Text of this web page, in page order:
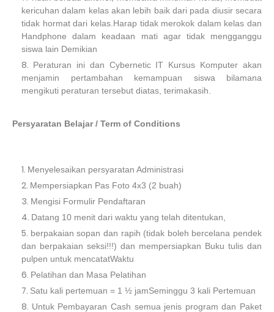
kericuhan dalam kelas akan lebih baik dari pada diusir secara
tidak hormat dari kelas.Harap tidak merokok dalam kelas dan
Handphone dalam keadaan mati agar tidak mengganggu
siswa lain Demikian
Peraturan ini dan Cybernetic IT Kursus Komputer akan
menjamin pertambahan kemampuan siswa bilamana
mengikuti peraturan tersebut diatas, terimakasih.
Persyaratan Belajar / Term of Conditions
Menyelesaikan persyaratan Administrasi
Mempersiapkan Pas Foto 4x3 (2 buah)
Mengisi Formulir Pendaftaran
Datang 10 menit dari waktu yang telah ditentukan,
berpakaian sopan dan rapih (tidak boleh bercelana pendek
dan berpakaian seksi!!!) dan mempersiapkan Buku tulis dan
pulpen untuk mencatatWaktu
Pelatihan dan Masa Pelatihan
Satu kali pertemuan = 1 ½ jamSeminggu 3 kali Pertemuan
Untuk Pembayaran Cash semua jenis program dan Paket